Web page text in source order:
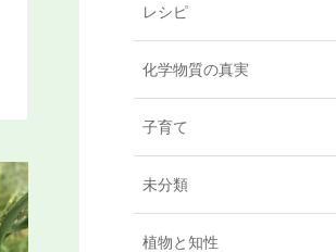
レシピ
化学物質の真実
子育て
未分類
植物と知性